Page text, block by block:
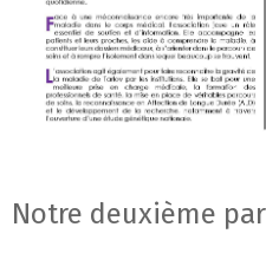
Notre deuxième